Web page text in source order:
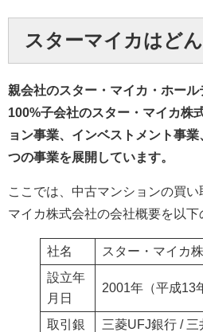
スターマイカはど
親会社のスター・マイカ・ホール
100%子会社のスター・マイカ株
ョン事業、インベストメント事
つの事業を展開しています。
ここでは、中古マンションの買
マイカ株式会社の会社概要を以下
社名
スター・マイカ
設立年
月日
2001年（平成13
取引銀
三菱UFJ銀行 /